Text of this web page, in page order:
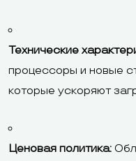
Технические
процессоры и новые
которые ускоряют
Ценовая политика: